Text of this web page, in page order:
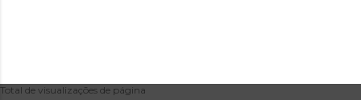
Total de visualizações de página